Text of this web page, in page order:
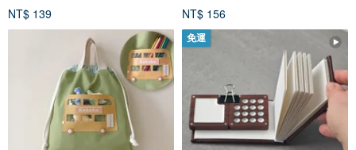
NT$ 139
NT$ 156
免運